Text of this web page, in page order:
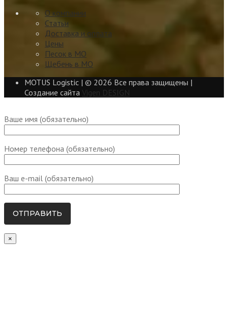
О компании
Статьи
Доставка и оплата
Цены
Песок в МО
Щебень в МО
MOTUS Logistic | © 2026 Все права защищены |
Создание сайта Vigen DESIGN
Ваше имя (обязательно)
Номер телефона (обязательно)
Ваш e-mail (обязательно)
×